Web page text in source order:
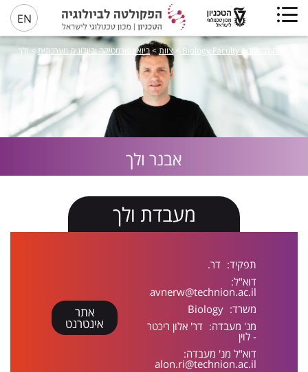
EN
פקולטה לביולוגיה Biology Faculty > צוות>ביואינפורמטיקה וביולוגיה מערכתית>ולך
אבנר ולך
מעבדת ולך
תפקיד: דר.
דוא"ל:
avnerw@technion.ac.il
משרד: Biology
מנ' מעבדה: דר' אלון ריכטר
- לוין
דוא"ל מנ' מעבדה:
alon.ri@technion.ac.il
אתר
אינטרנט